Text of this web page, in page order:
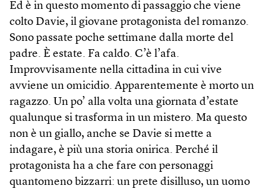
Ed è in questo momento di passaggio che viene
colto Davie, il giovane protagonista del romanzo.
Sono passate poche settimane dalla morte del
padre. È estate. Fa caldo. C’è l’afa.
Improvvisamente nella cittadina in cui vive
avviene un omicidio. Apparentemente è morto un
ragazzo. Un po’ alla volta una giornata d’estate
qualunque si trasforma in un mistero. Ma questo
non è un giallo, anche se Davie si mette a
indagare, è più una storia onirica. Perché il
protagonista ha a che fare con personaggi
quantomeno bizzarri: un prete disilluso, un uomo